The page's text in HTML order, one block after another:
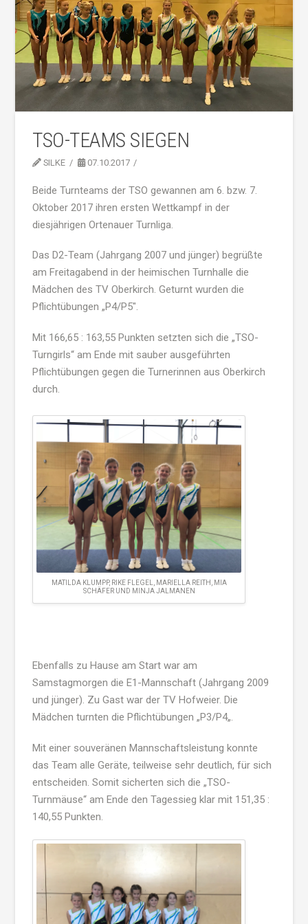
TSO-TEAMS SIEGEN
SILKE 07.10.2017
Beide Turnteams der TSO gewannen am 6. bzw. 7.
Oktober 2017 ihren ersten Wettkampf in der
diesjährigen Ortenauer Turnliga.
Das D2-Team (Jahrgang 2007 und jünger) begrüßte
am Freitagabend in der heimischen Turnhalle die
Mädchen des TV Oberkirch. Geturnt wurden die
Pflichtübungen „P4/P5″.
Mit 166,65 : 163,55 Punkten setzten sich die „TSO-
Turngirls“ am Ende mit sauber ausgeführten
Pflichtübungen gegen die Turnerinnen aus Oberkirch
durch.
MATILDA KLUMPP, RIKE FLEGEL, MARIELLA REITH, MIA
SCHÄFER UND MINJA JALMANEN
Ebenfalls zu Hause am Start war am
Samstagmorgen dieE1-Mannschaft (Jahrgang 2009
und jünger). Zu Gast war der TVHofweier. Die
Mädchen turnten die Pflichtübungen „P3/P4„.
Mit einer souveränen Mannschaftsleistung konnte
das Team alle Geräte, teilweise sehr deutlich, für sich
entscheiden. Somit sicherten sich die „TSO-
Turnmäuse“ am Ende den Tagessieg klar mit 151,35 :
140,55 Punkten.